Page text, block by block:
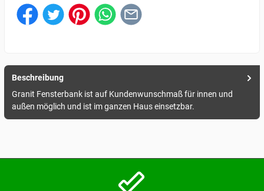
Beschreibung
Granit Fensterbank ist auf Kundenwunschmaß für innen und
außen möglich und ist im ganzen Haus einsetzbar.